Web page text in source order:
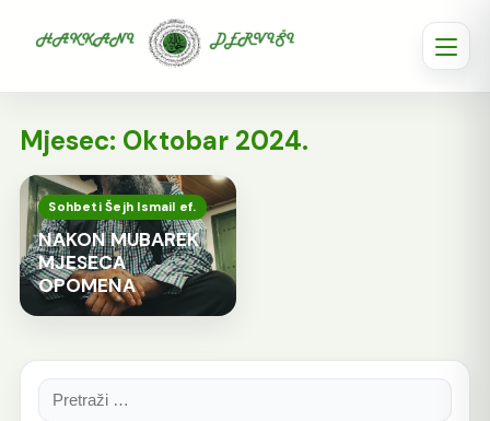
Mjesec: Oktobar 2024.
Sohbeti Šejh Ismail ef.
NAKON MUBAREK
MJESECA
OPOMENA
Pretraga: